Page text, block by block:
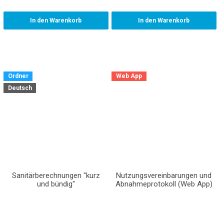
In den Warenkorb In den Warenkorb
Ordner
Deutsch
Sanitärberechnungen "kurz
und bündig"
Web App
Nutzungsvereinbarungen und
Abnahmeprotokoll (Web App)